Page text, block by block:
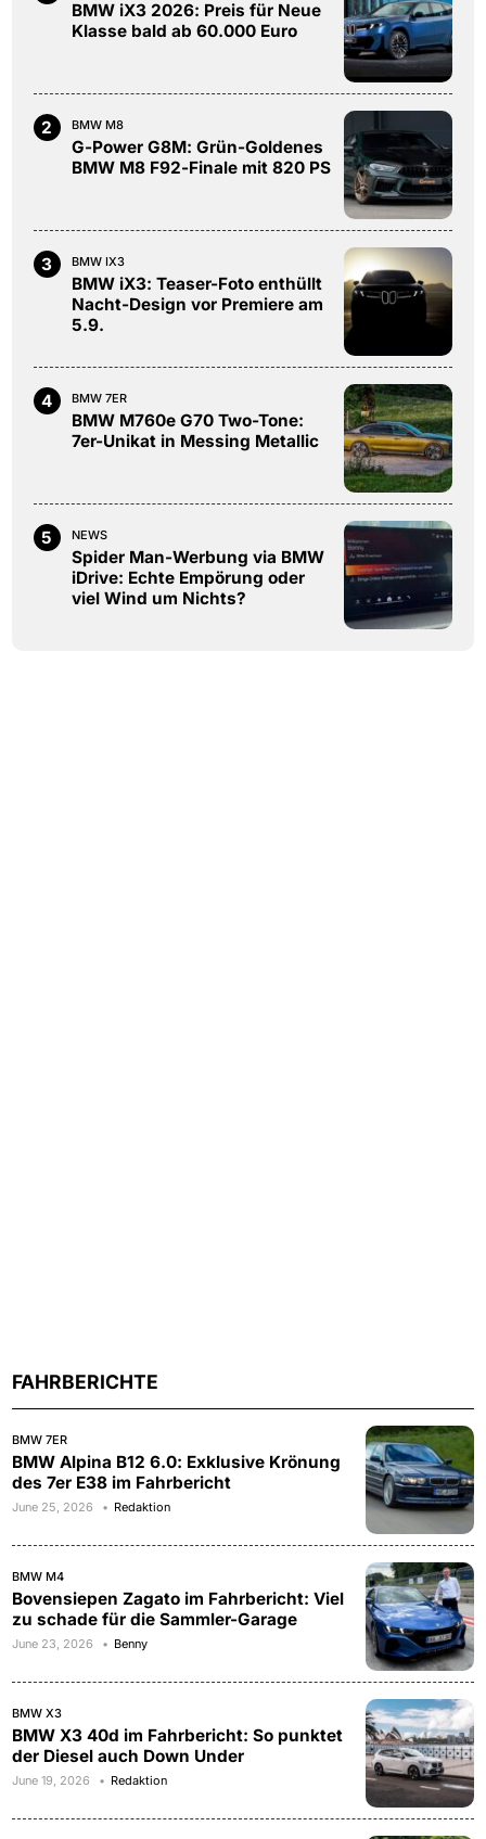
BMW iX3 2026: Preis für Neue
Klasse bald ab 60.000 Euro
2 BMW M8
G-Power G8M: Grün-Goldenes
BMW M8 F92-Finale mit 820 PS
3 BMW IX3
BMW iX3: Teaser-Foto enthüllt
Nacht-Design vor Premiere am
5.9.
4 BMW 7ER
BMW M760e G70 Two-Tone:
7er-Unikat in Messing Metallic
5 NEWS
Spider Man-Werbung via BMW
iDrive: Echte Empörung oder
viel Wind um Nichts?
FAHRBERICHTE
BMW 7ER
BMW Alpina B12 6.0: Exklusive Krönung
des 7er E38 im Fahrbericht
June 25, 2026 Redaktion
BMW M4
Bovensiepen Zagato im Fahrbericht: Viel
zu schade für die Sammler-Garage
June 23, 2026 Benny
BMW X3
BMW X3 40d im Fahrbericht: So punktet
der Diesel auch Down Under
June 19, 2026 Redaktion